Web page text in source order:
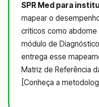
SPR Med para
mapear o
críticos como
módulo de
entrega esse
Matriz de Referência
[Conheça a